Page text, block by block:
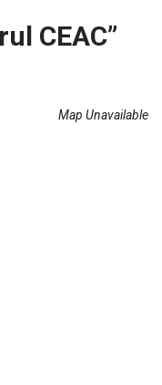
CEAC”
Map Unavailable